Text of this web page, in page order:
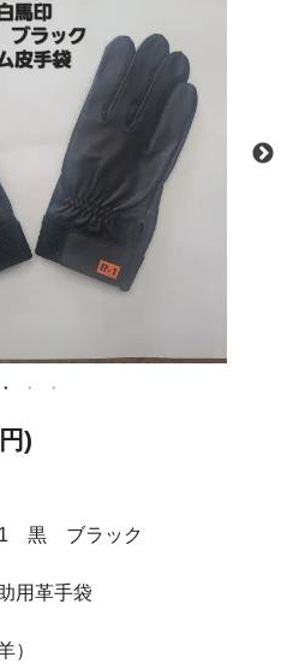
)
黒 ブラック
用革手袋
）